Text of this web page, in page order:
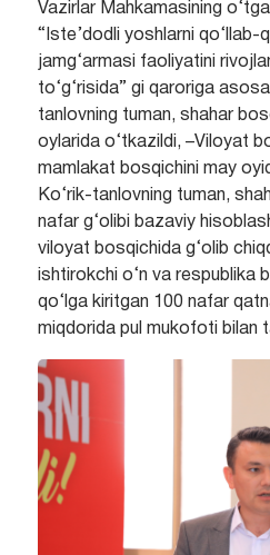
Vazirlar Mahkamasining
“Iste’dodli yoshlarni qo‘llab-
jamg‘armasi faoliyatini
to‘g‘risida” gi qaroriga
tanlovning tuman, shahar
oylarida o‘tkazildi, –Viloyat
mamlakat bosqichini may
Ko‘rik-tanlovning tuman,
nafar g‘olibi bazaviy
viloyat bosqichida g‘olib
ishtirokchi o‘n va respublika
qo‘lga kiritgan 100 nafar
miqdorida pul mukofoti bilan